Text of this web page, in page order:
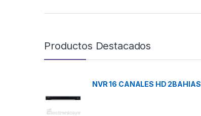
Productos Destacados
NVR 16 CANALES HD 2BAHIAS